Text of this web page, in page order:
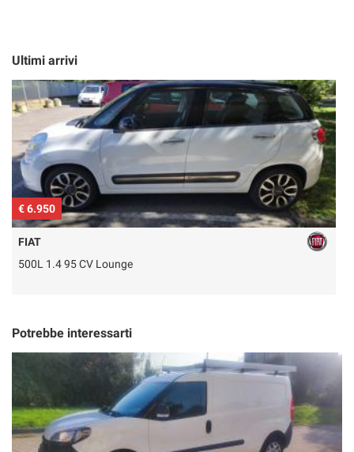
Ultimi arrivi
€ 6.950
FIAT
500L 1.4 95 CV Lounge
Potrebbe interessarti